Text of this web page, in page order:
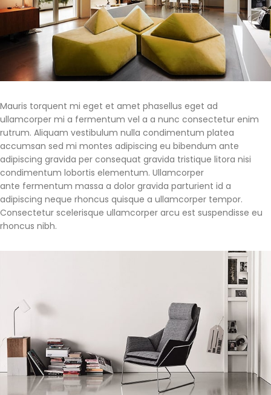
Mauris torquent mi eget et amet phasellus eget ad
ullamcorper mi a fermentum vel a a nunc consectetur enim
rutrum. Aliquam vestibulum nulla condimentum platea
accumsan sed mi montes adipiscing eu bibendum ante
adipiscing gravida per consequat gravida tristique litora nisi
condimentum lobortis elementum. Ullamcorper
ante fermentum massa a dolor gravida parturient id a
adipiscing neque rhoncus quisque a ullamcorper tempor.
Consectetur scelerisque ullamcorper arcu est suspendisse eu
rhoncus nibh.